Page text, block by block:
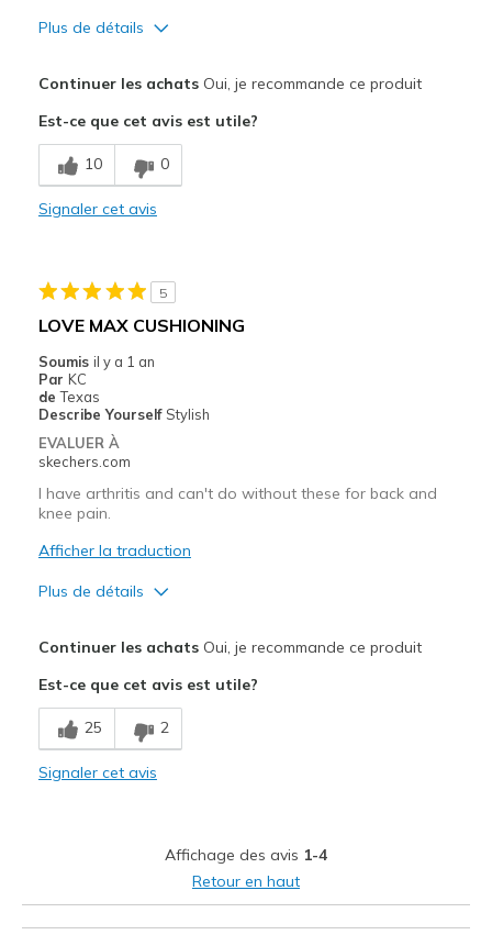
Plus de détails
Breathe Well
Comfortable
Les meilleures utilisations
Long Walks & Long Shopping Trips
Width
Sizing
View On Shoes
Shoes are for Wearing
Continuer les achatsOui, je recommande ce produit
Est-ce que cet avis est utile?
10 0
Signaler cet avis
5
LOVE MAX CUSHIONING
Soumis il y a 1 an
Par KC
de Texas
Describe Yourself Stylish
EVALUER À
skechers.com
I have arthritis and can't do without these for back and
knee pain.
Afficher la traduction
Plus de détails
Les meilleures utilisations
Casual Wear
I'm Really Into Shoes
Continuer les achatsOui, je recommande ce produit
Est-ce que cet avis est utile?
25 2
Signaler cet avis
Affichage des avis 1-4
Retour en haut